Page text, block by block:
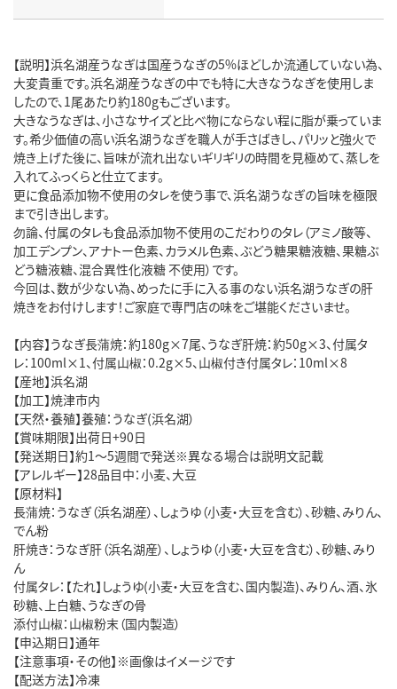
【説明】浜名湖産うなぎは国産うなぎの5%ほどしか流通していない為、
大変貴重です。浜名湖産うなぎの中でも特に大きなうなぎを使用しま
したので、1尾あたり約180gもございます。
大きなうなぎは、小さなサイズと比べ物にならない程に脂が乗っていま
す。希少価値の高い浜名湖うなぎを職人が手さばきし、パリッと強火で
焼き上げた後に、旨味が流れ出ないギリギリの時間を見極めて、蒸しを
入れてふっくらと仕立てます。
更に食品添加物不使用のタレを使う事で、浜名湖うなぎの旨味を極限
まで引き出します。
勿論、付属のタレも食品添加物不使用のこだわりのタレ（アミノ酸等、
加工デンプン、アナトー色素、カラメル色素、ぶどう糖果糖液糖、果糖ぶ
どう糖液糖、混合異性化液糖 不使用）です。
今回は、数が少ない為、めったに手に入る事のない浜名湖うなぎの肝
焼きをお付けします！ご家庭で専門店の味をご堪能くださいませ。
【内容】うなぎ長蒲焼：約180g×7尾、うなぎ肝焼：約50g×3、付属タ
レ：100ml×1、付属山椒：0.2g×5、山椒付き付属タレ：10ml×8
【産地】浜名湖
【加工】焼津市内
【天然・養殖】養殖：うなぎ(浜名湖）
【賞味期限】出荷日+90日
【発送期日】約1～5週間で発送※異なる場合は説明文記載
【アレルギー】28品目中：小麦、大豆
【原材料】
長蒲焼：うなぎ（浜名湖産）、しょうゆ（小麦・大豆を含む）、砂糖、みりん、
でん粉
肝焼き：うなぎ肝（浜名湖産）、しょうゆ（小麦・大豆を含む）、砂糖、みり
ん
付属タレ：【たれ】しょうゆ(小麦・大豆を含む、国内製造)、みりん、酒、氷
砂糖、上白糖、うなぎの骨
添付山椒：山椒粉末（国内製造）
【申込期日】通年
【注意事項・その他】※画像はイメージです
【配送方法】冷凍